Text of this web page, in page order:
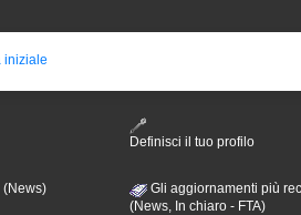
iniziale
Definisci il tuo profilo
(News)
Gli aggiornamenti più
(News, In chiaro - FTA)